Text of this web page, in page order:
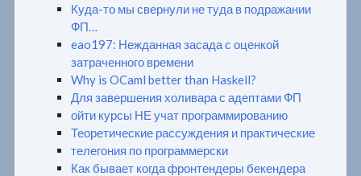
Куда-то мы свернули не туда в подражании
ФП…
eao197: Нежданная засада с оценкой
затраченного времени
Why is OCaml better than Haskell?
Для завершения холивара с адептами ФП
ойти курсы НЕ учат программированию
Теоретические рассуждения и практические
телегония по программерски
Как бывает когда фронтендеры бекендера